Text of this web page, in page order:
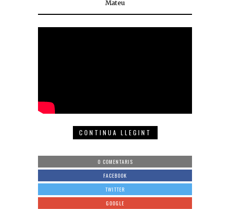
Mateu
CONTINUA LLEGINT
0 COMENTARIS
FACEBOOK
TWITTER
GOOGLE